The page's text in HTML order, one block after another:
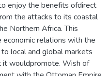
enjoy the benefits ofdirect
the attacks to its coastal
Northern Africa. This
relations with the
local and global markets
it wouldpromote. Wish of